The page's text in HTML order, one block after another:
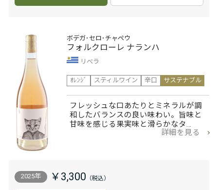
ボデガ･セロ･チャペウ
フォルクローレ ナランハ
リベラ
ｵﾚﾝｼﾞ
スティルワイン 辛口 サステナブル
フレッシュな口あたりとミネラルが調
和したバランスの良い味わい。旨味と
甘味を感じる果実味と滑らかなタ…
詳細を見る
2025年 ￥3,300